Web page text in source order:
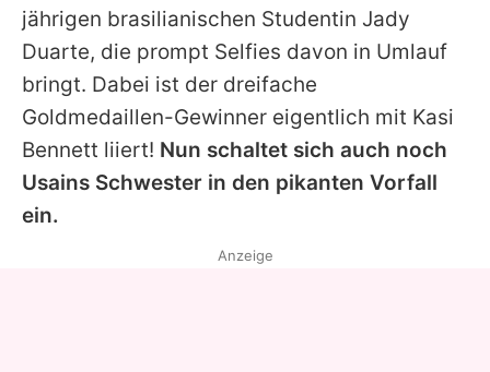
Nutzungsbedingungen
Utiq verwalten
jährigen brasilianischen Studentin Jady
Duarte, die prompt Selfies davon in Umlauf
bringt. Dabei ist der dreifache
Goldmedaillen-Gewinner eigentlich mit Kasi
Bennett liiert! Nun schaltet sich auch noch
Usains Schwester in den pikanten Vorfall
ein.
Anzeige